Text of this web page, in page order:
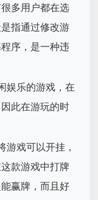
多用户都在选
指通过修改游
序，是一种违
娱乐的游戏，在
此在游玩的时
游戏可以开挂，
款游戏中打牌
赢牌，而且好